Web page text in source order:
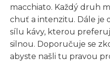
macchiato. Každý druh
chuť a intenzitu. Dále je
sílu kávy, kterou
silnou. Doporučuje se
abyste našli tu pravou